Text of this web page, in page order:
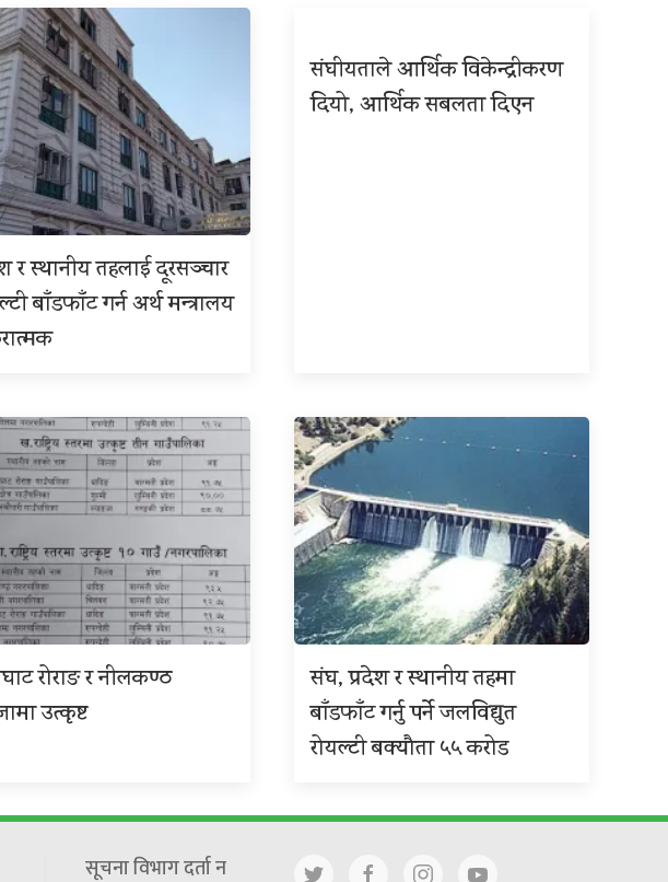
र स्थानीय तहलाई दूरसञ्चार
बाँडफाँट गर्न अर्थ मन्त्रालय
संघीयताले आर्थिक विकेन्द्रीकरण
दियो, आर्थिक सबलता दिएन
रोराङ र नीलकण्ठ
उत्कृष्ट
संघ, प्रदेश र स्थानीय तहमा
बाँडफाँट गर्नु पर्ने जलविद्युत
रोयल्टी बक्यौता ५५ करोड
सूचना विभाग दर्ता न